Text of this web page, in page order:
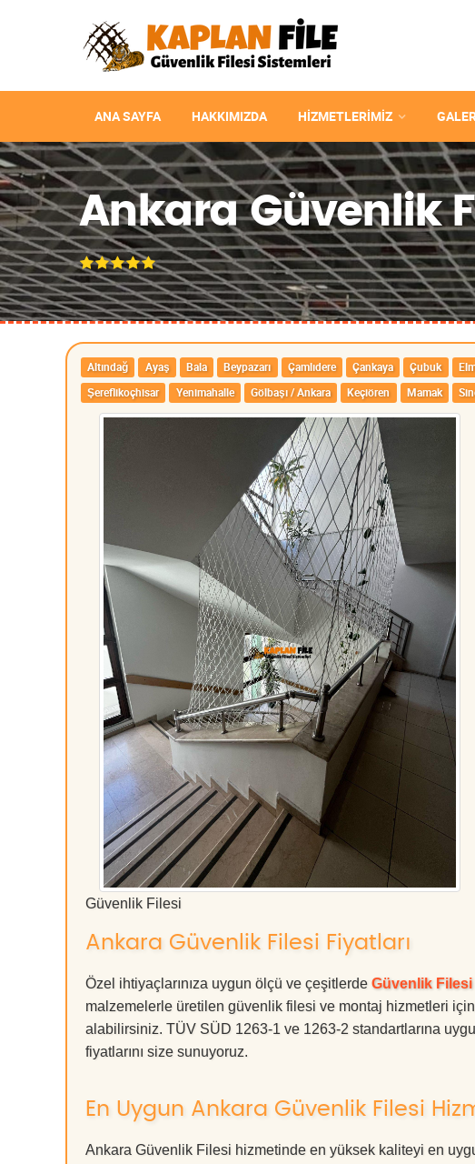
ANA SAYFA HAKKIMIZDA HIZMETLERIMIZ
Ankara Güvenlik
Altındağ Ayaş Bala Beypazarı Çamlıdere Çankaya Çubuk
Şereflikoçhisar
Yenimahalle Gölbaşı / Ankara Keçiören Mamak
Güvenlik Filesi
Ankara Güvenlik Filesi Fiyatları
Özel ihtiyaçlarınıza uygun ölçü ve çeşitlerde Güvenlik Filesi
malzemelerle üretilen güvenlik filesi ve montaj hizmetleri
alabilirsiniz. TÜV SÜD 1263-1 ve 1263-2 standartlarına
fiyatlarını size sunuyoruz.
En Uygun Ankara Güvenlik Filesi
Ankara Güvenlik Filesi hizmetinde en yüksek kaliteyi en